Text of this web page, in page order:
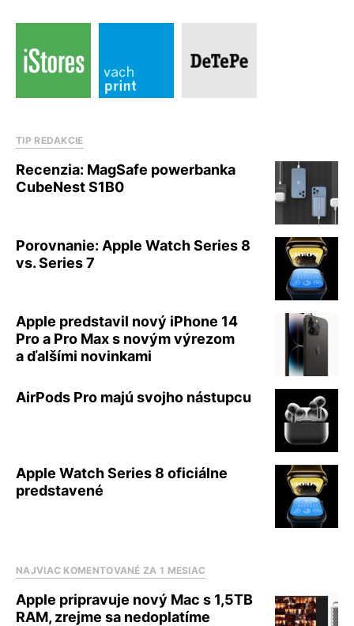
TIP REDAKCIE
Recenzia: MagSafe powerbanka
CubeNest S1B0
Porovnanie: Apple Watch Series 8
vs. Series 7
Apple predstavil nový iPhone 14
Pro a Pro Max s novým výrezom
a ďalšími novinkami
AirPods Pro majú svojho nástupcu
Apple Watch Series 8 oficiálne
predstavené
NAJVIAC KOMENTOVANÉ ZA 1 MESIAC
Apple pripravuje nový Mac s 1,5TB
RAM, zrejme sa nedoplatíme